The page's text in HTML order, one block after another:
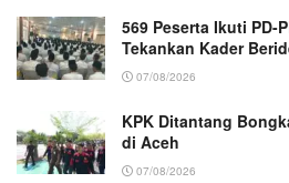
569 Peserta Ikuti PD-
Tekankan Kader
07/08/2026
KPK Ditantang
di Aceh
07/08/2026